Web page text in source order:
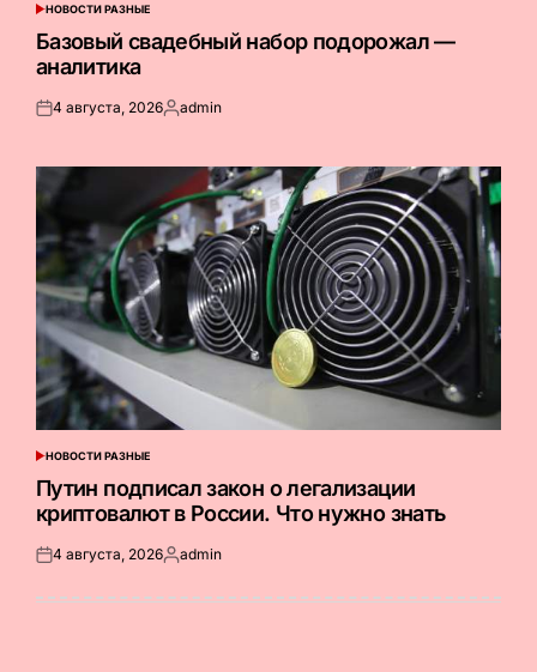
ОПУБЛИКОВАНО
В
НОВОСТИ РАЗНЫЕ
Базовый свадебный набор подорожал —
аналитика
Опубликовано
4 августа, 2026Запись
admin
ОПУБЛИКОВАНО
В
НОВОСТИ РАЗНЫЕ
Путин подписал закон о легализации
криптовалют в России. Что нужно знать
Опубликовано
4 августа, 2026Запись
admin